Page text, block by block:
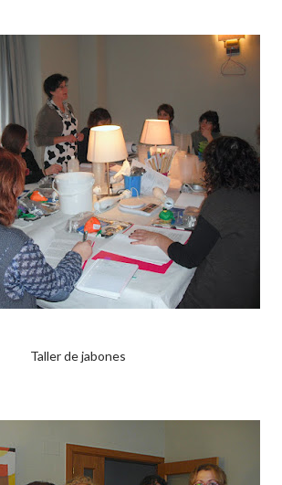
Taller de jabones